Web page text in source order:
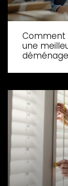
Comment
une